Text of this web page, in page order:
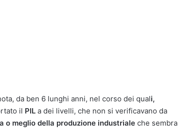
da ben 6 lunghi anni, nel corso dei quali,
il PIL a dei livelli, che non si verificavano da
o meglio della produzione industriale che sembra